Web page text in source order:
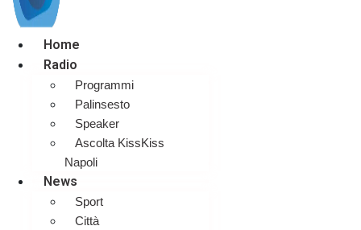
Home
Radio
Programmi
Palinsesto
Speaker
Ascolta KissKiss
Napoli
News
Sport
Città